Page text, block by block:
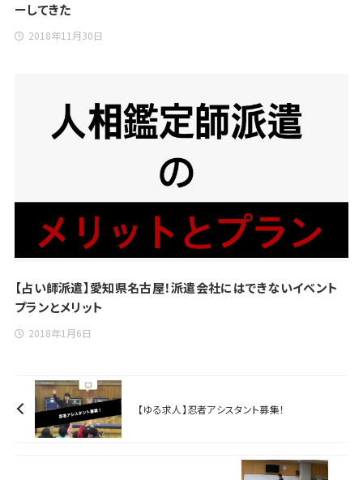
ーしてきた
2018年11月30日
【占い師派遣】愛知県名古屋！派遣会社にはできないイベント
プランとメリット
2018年1月6日
【ゆる求人】忍者アシスタント募集！